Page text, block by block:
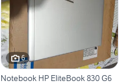
6
Notebook HP EliteBook 830 G6